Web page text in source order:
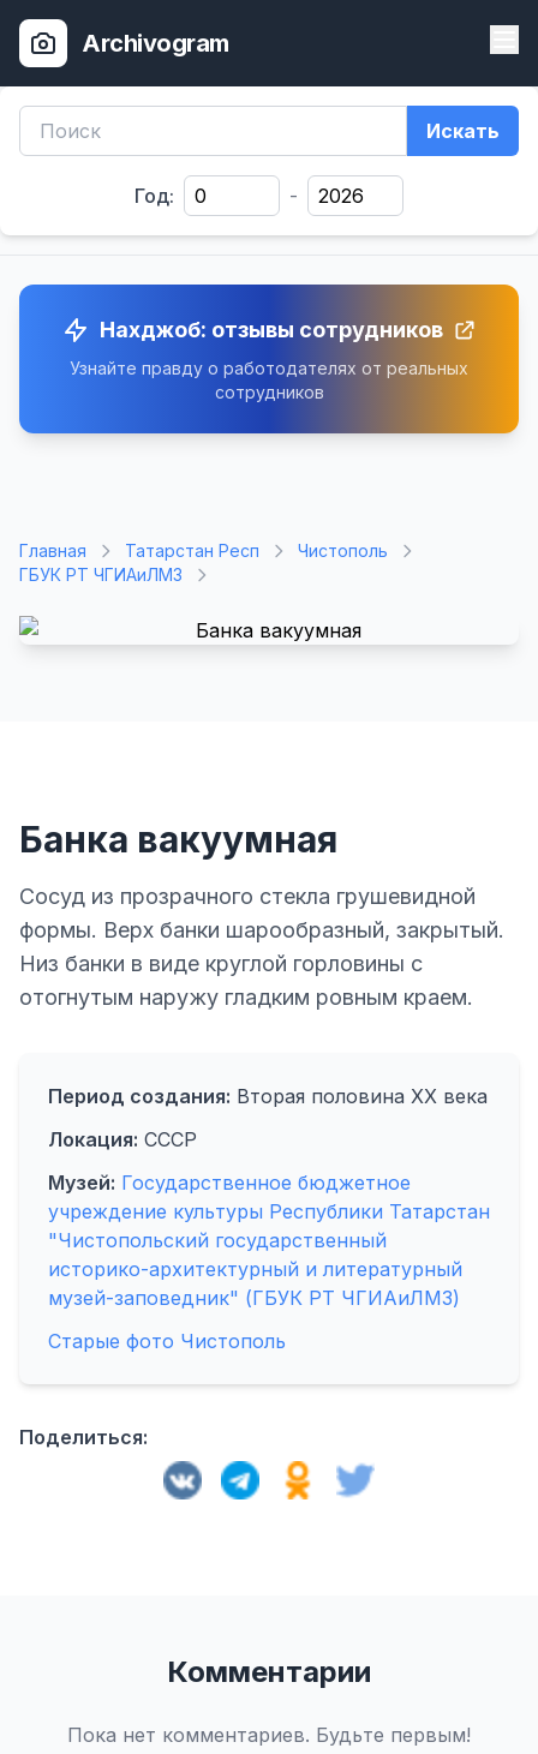
Archivogram
Искать
Год: -
Нахджоб: отзывы сотрудников
Узнайте правду о работодателях от реальных
сотрудников
Главная Татарстан Респ
Чистополь
ГБУК РТ ЧГИАиЛМЗ
Банка вакуумная
Сосуд из прозрачного стекла грушевидной
формы. Верх банки шарообразный, закрытый.
Низ банки в виде круглой горловины с
отогнутым наружу гладким ровным краем.
Период создания: Вторая половина XX века
Локация: СССР
Музей: Государственное бюджетное
учреждение культуры Республики Татарстан
"Чистопольский государственный
историко-архитектурный и литературный
музей-заповедник" (ГБУК РТ ЧГИАиЛМЗ)
Старые фото Чистополь
Поделиться:
Комментарии
Пока нет комментариев. Будьте первым!